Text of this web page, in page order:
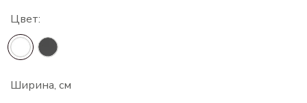
Ширина, см